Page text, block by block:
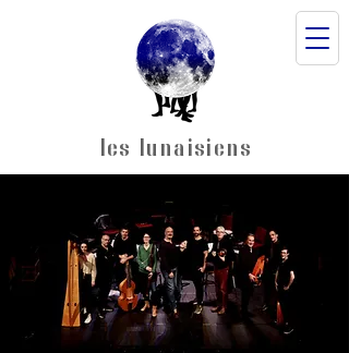
les lunaisiens